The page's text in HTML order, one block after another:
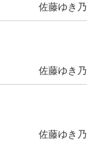
佐藤ゆき乃
佐藤ゆき乃
佐藤ゆき乃